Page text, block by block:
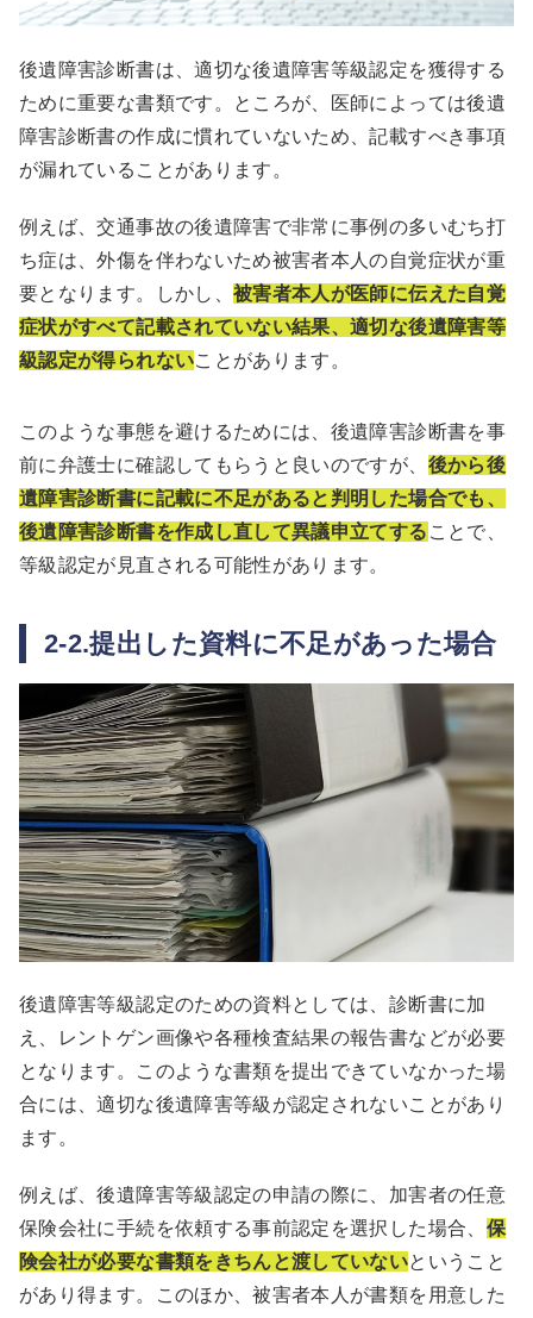
後遺障害診断書は、適切な後遺障害等級認定を獲得する
ために重要な書類です。ところが、医師によっては後遺
障害診断書の作成に慣れていないため、記載すべき事項
が漏れていることがあります。
例えば、交通事故の後遺障害で非常に事例の多いむち打
ち症は、外傷を伴わないため被害者本人の自覚症状が重
要となります。しかし、 被害者本人が医師に伝えた自覚
症状がすべて記載されていない結果、適切な後遺障害等
級認定が得られないことがあります。
このような事態を避けるためには、後遺障害診断書を事
前に弁護士に確認してもらうと良いのですが、 後から後
遺障害診断書に記載に不足があると判明した場合でも、
後遺障害診断書を作成し直して異議申立てする ことで、
等級認定が見直される可能性があります。
2-2.提出した資料に不足があった場合
後遺障害等級認定のための資料としては、診断書に加
え、レントゲン画像や各種検査結果の報告書などが必要
となります。このような書類を提出できていなかった場
合には、適切な後遺障害等級が認定されないことがあり
ます。
例えば、後遺障害等級認定の申請の際に、加害者の任意
保険会社に手続を依頼する事前認定を選択した場合、 保
険会社が必要な書類をきちんと渡していないということ
があり得ます。このほか、被害者本人が書類を用意した